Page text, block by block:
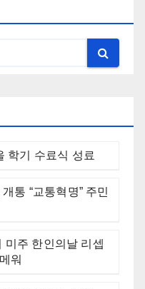
학기 수료식 성료
통 “교통혁명” 주민
미주 한인의날 리셉
워